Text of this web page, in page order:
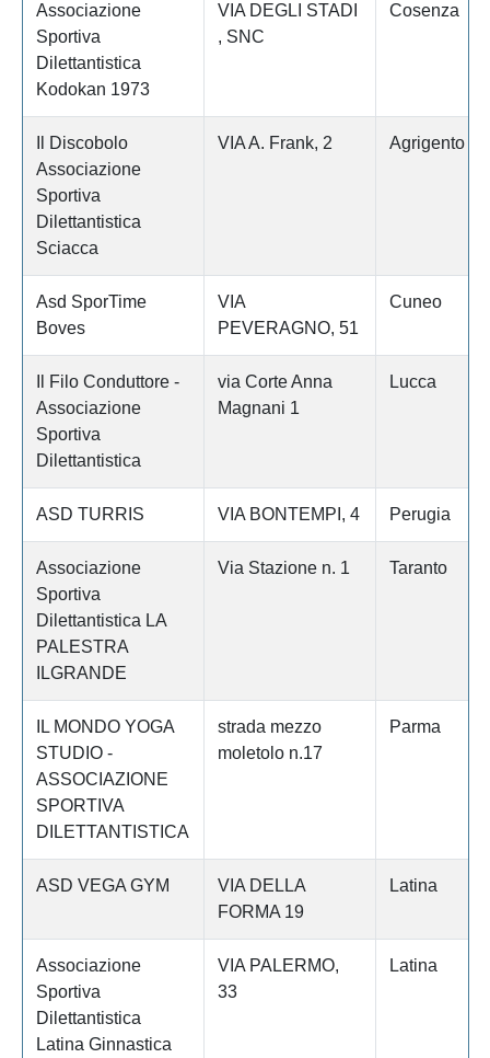
Associazione
Sportiva
Dilettantistica
Kodokan 1973
VIA DEGLI STADI
, SNC
Cosenza
Il Discobolo
Associazione
Sportiva
Dilettantistica
Sciacca
VIA A. Frank, 2 Agrigento
Asd SporTime
Boves
VIA
PEVERAGNO, 51
Cuneo
Il Filo Conduttore -
Associazione
Sportiva
Dilettantistica
via Corte Anna
Magnani 1
Lucca
ASD TURRIS VIA BONTEMPI, 4 Perugia
Associazione
Sportiva
Dilettantistica LA
PALESTRA
ILGRANDE
Via Stazione n. 1 Taranto
IL MONDO YOGA
STUDIO -
ASSOCIAZIONE
SPORTIVA
DILETTANTISTICA
strada mezzo
moletolo n.17
Parma
ASD VEGA GYM
VIA DELLA
FORMA 19
Latina
Associazione
Sportiva
Dilettantistica
Latina Ginnastica
VIA PALERMO,
33
Latina